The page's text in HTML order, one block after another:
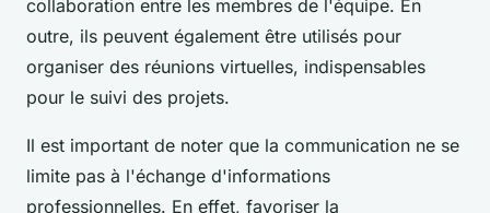
collaboration entre les membres de l'équipe. En
outre, ils peuvent également être utilisés pour
organiser des réunions virtuelles, indispensables
pour le suivi des projets.
Il est important de noter que la communication ne se
limite pas à l'échange d'informations
professionnelles. En effet, favoriser la